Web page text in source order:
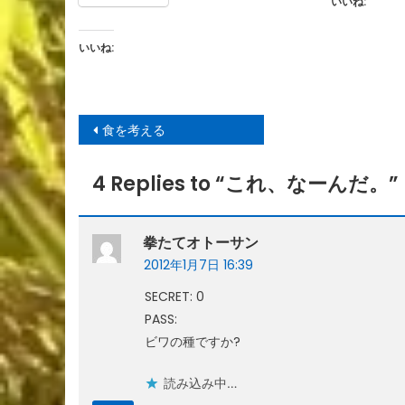
いいね:
投
稿
ナ
ビ
ゲ
ー
食を考える
4 Replies to “これ、なーんだ。 ”
拳たてオトーサン
2012年1月7日 16:39
SECRET: 0
PASS:
ビワの種ですか?
読み込み中…